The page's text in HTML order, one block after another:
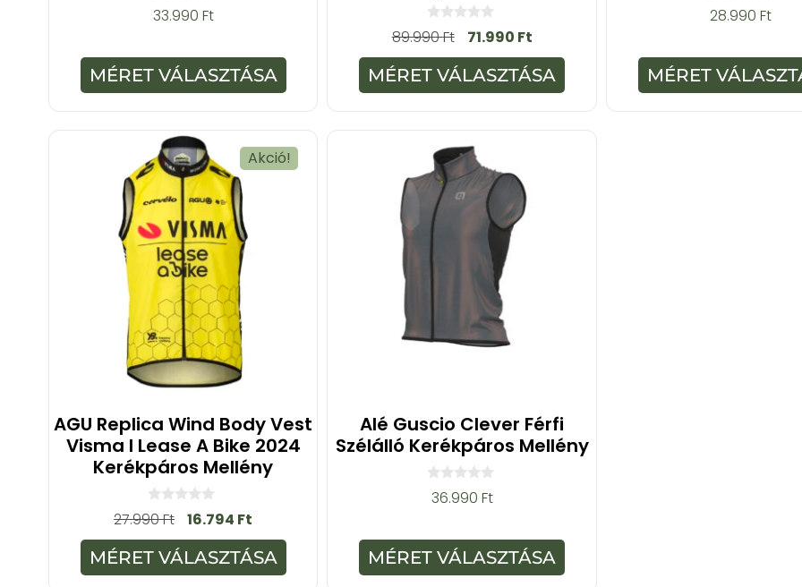
0
a
-
b
ő
l
33.990 Ft
MÉRET VÁLASZTÁSA
0
a
z
5
-
b
89.990Ft 71.990 Ft
MÉRET VÁLASZTÁSA
0
a
-
b
ő
l
28.990Ft
MÉRET
Akció!
AGU Replica Wind Body Vest
Visma I Lease A Bike 2024
Kerékpáros Mellény
0
a
z
5
-
b
27.990Ft 16.794 Ft
MÉRET VÁLASZTÁSA
Alé Guscio Clever Férfi
Szélálló Kerékpáros Mellény
0
a
-
b
ő
l
36.990 Ft
MÉRET VÁLASZTÁSA